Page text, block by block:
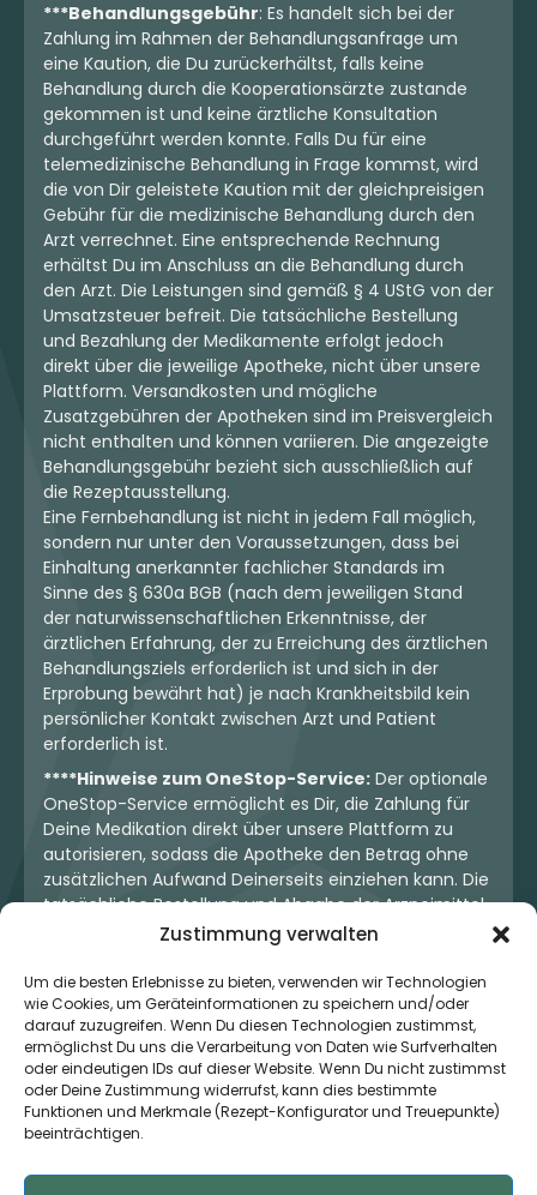
Zustimmung verwalten
Um die besten Erlebnisse zu bieten, verwenden wir Technologien
wie Cookies, um Geräteinformationen zu speichern und/oder
darauf zuzugreifen. Wenn Du diesen Technologien zustimmst,
ermöglichst Du uns die Verarbeitung von Daten wie Surfverhalten
oder eindeutigen IDs auf dieser Website. Wenn Du nicht zustimmst
oder Deine Zustimmung widerrufst, kann dies bestimmte
Funktionen und Merkmale (Rezept-Konfigurator und Treuepunkte)
beeinträchtigen.
***Behandlungsgebühr: Es handelt sich bei der
Zahlung im Rahmen der Behandlungsanfrage um
eine Kaution, die Du zurückerhältst, falls keine
Behandlung durch die Kooperationsärzte zustande
gekommen ist und keine ärztliche Konsultation
durchgeführt werden konnte. Falls Du für eine
telemedizinische Behandlung in Frage kommst, wird
die von Dir geleistete Kaution mit der gleichpreisigen
Gebühr für die medizinische Behandlung durch den
Arzt verrechnet. Eine entsprechende Rechnung
erhältst Du im Anschluss an die Behandlung durch
den Arzt. Die Leistungen sind gemäß § 4 UStG von der
Umsatzsteuer befreit. Die tatsächliche Bestellung
und Bezahlung der Medikamente erfolgt jedoch
direkt über die jeweilige Apotheke, nicht über unsere
Plattform. Versandkosten und mögliche
Zusatzgebühren der Apotheken sind im Preisvergleich
nicht enthalten und können variieren. Die angezeigte
Behandlungsgebühr bezieht sich ausschließlich auf
die Rezeptausstellung.
Eine Fernbehandlung ist nicht in jedem Fall möglich,
sondern nur unter den Voraussetzungen, dass bei
Einhaltung anerkannter fachlicher Standards im
Sinne des § 630a BGB (nach dem jeweiligen Stand
der naturwissenschaftlichen Erkenntnisse, der
ärztlichen Erfahrung, der zu Erreichung des ärztlichen
Behandlungsziels erforderlich ist und sich in der
Erprobung bewährt hat) je nach Krankheitsbild kein
persönlicher Kontakt zwischen Arzt und Patient
erforderlich ist.
****Hinweise zum OneStop-Service: Der optionale
OneStop-Service ermöglicht es Dir, die Zahlung für
Deine Medikation direkt über unsere Plattform zu
autorisieren, sodass die Apotheke den Betrag ohne
zusätzlichen Aufwand Deinerseits einziehen kann. Die
tatsächliche Bestellung und Abgabe der Arzneimittel
erfolgt jedoch ausschließlich über die jeweilige
Dir und der Apotheke. Unser OneStop-Service stellt
kein pharmazeutisches Angebot dar, sondern dient
lediglich der komfortablen Zahlungsabwicklung. Die
Nutzung ist freiwillig und hat keinerlei Einfluss auf die
ärztliche Therapieentscheidung oder die Wahl der
verschriebenen Medikation. Apotheken sind rechtlich
unabhängig und unterliegen den gesetzlichen